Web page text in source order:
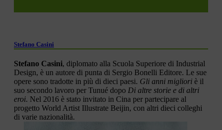
Stefano Casini
Stefano Casini, diplomato alla Scuola Superiore di Industrial
Design, è un autore di punta di Sergio Bonelli Editore. Le sue
opere sono tradotte in più di dieci paesi. Gli anni migliori è il
suo secondo lavoro per Tunué dopo Di altre storie e di altri
eroi. Nel 2016 è stato invitato in Cina per partecipare al
progetto World Artist Illustrate Beijin, con altri dieci colleghi
di varie nazionalità.